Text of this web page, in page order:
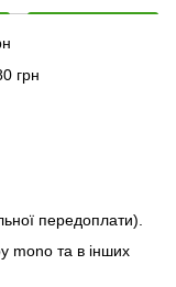
грн
передоплати).
mono та в інших